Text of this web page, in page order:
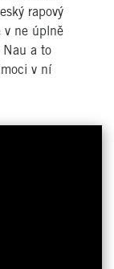
rapový
v ne úplně
Nau a to
v ní